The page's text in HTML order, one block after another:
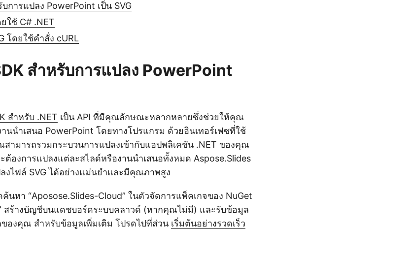
การแปลง PowerPoint เป็น SVG
ใช้ C# .NET
โดยใช้คำสั่ง cURL
สำหรับการแปลง PowerPoint
สำหรับ .NET เป็น API ที่มีคุณลักษณะหลากหลายซึ่งช่วยให้คุณ
นนำเสนอ PowerPoint โดยทางโปรแกรม ด้วยอินเทอร์เฟซที่ใช้
สามารถรวมกระบวนการแปลงเข้ากับแอปพลิเคชัน .NET ของคุณ
องการแปลงแต่ละสไลด์หรืองานนำเสนอทั้งหมด Aspose.Slides
งไฟล์ SVG ได้อย่างแม่นยำและมีคุณภาพสูง
นหา “Aposose.Slides-Cloud” ในตัวจัดการแพ็คเกจของ NuGet
สร้างบัญชีบนแดชบอร์ดระบบคลาวด์ (หากคุณไม่มี) และรับข้อมูล
องคุณ สำหรับข้อมูลเพิ่มเติม โปรดไปที่ส่วน เริ่มต้นอย่างรวดเร็ว